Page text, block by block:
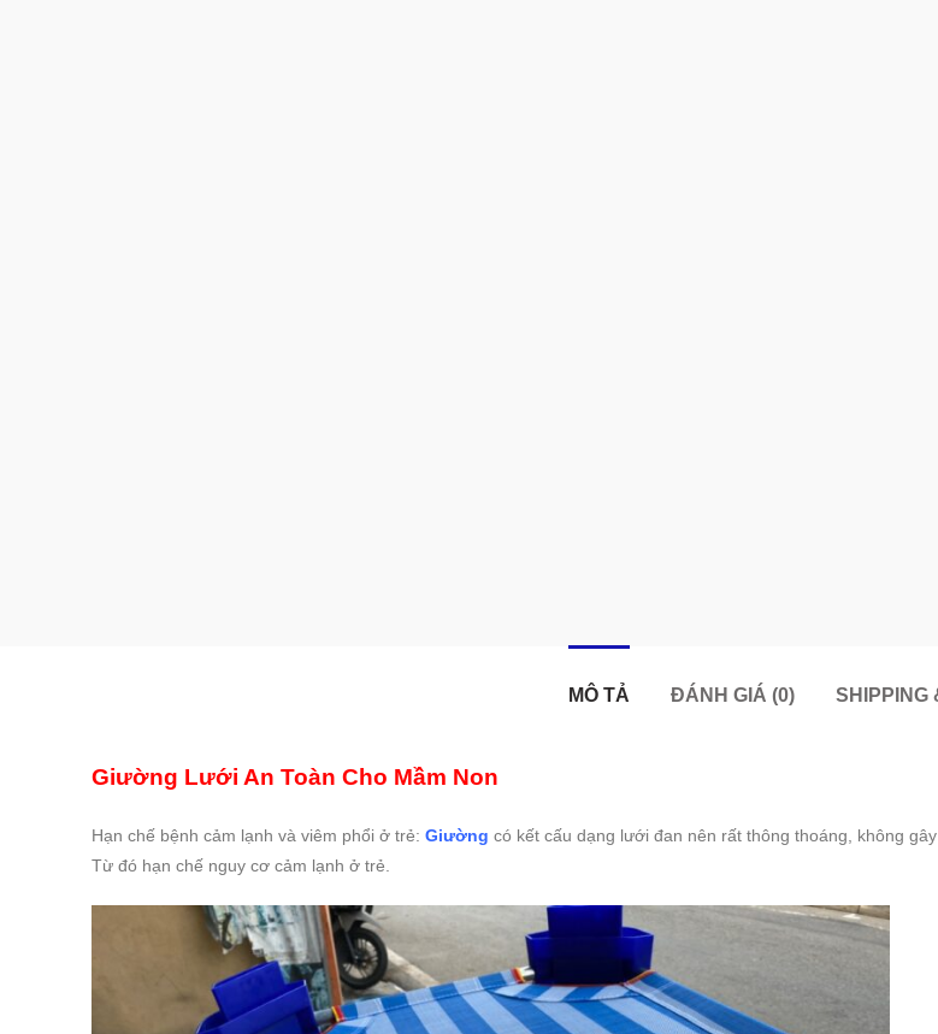
MÔ TẢ ĐÁNH GIÁ (0) SHIPPING
Giường Lưới An Toàn Cho Mầm Non
Hạn chế bệnh cảm lạnh và viêm phổi ở trẻ: Giường có kết cấu dạng lưới đan nên rất thông thoáng, không
Từ đó hạn chế nguy cơ cảm lạnh ở trẻ.